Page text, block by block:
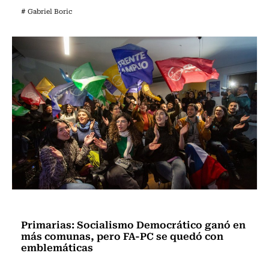
# Gabriel Boric
Primarias: Socialismo Democrático ganó en
más comunas, pero FA-PC se quedó con
emblemáticas